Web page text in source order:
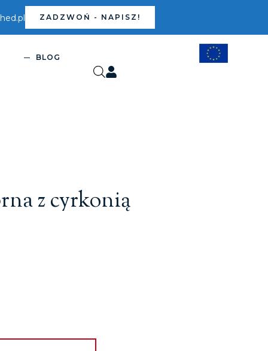
ZADZWOŃ - NAPISZ!
BLOG
z cyrkonią